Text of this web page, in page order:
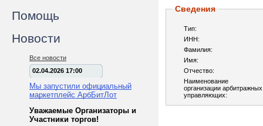
Помощь
Новости
Все новости
02.04.2026 17:00
Мы запустили официальный
маркетплейс АрбБитЛот
Уважаемые Организаторы и
Участники торгов!
Сведения
Тип:
ИНН:
Фамилия:
Имя:
Отчество:
Наименование
организации арбитражных
управляющих: